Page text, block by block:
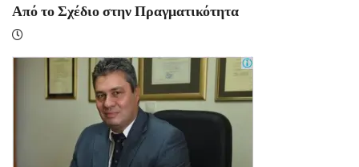
το Σχέδιο στην Πραγματικότητα